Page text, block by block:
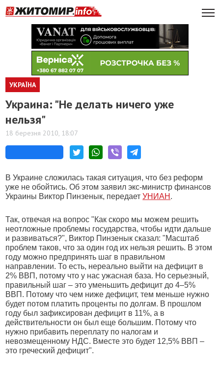
УКРАЇНА
Украина: "Не делать ничего уже
нельзя"
18 березня 2010, 18:07
В Украине сложилась такая ситуация, что без реформ
уже не обойтись. Об этом заявил экс-министр финансов
Украины Виктор Пинзенык, передаетУНИАН .
Так, отвечая на вопрос "Как скоро мы можем решить
неотложные проблемы государства, чтобы идти дальше
и развиваться?", Виктор Пинзенык сказал: "Масштаб
проблем таков, что за один год их нельзя решить. В этом
году можно предпринять шаг в правильном
направлении. То есть, нереально выйти на дефицит в
2% ВВП, потому что у нас ужасная база. Но серьезный,
правильный шаг – это уменьшить дефицит до 4–5%
ВВП. Потому что чем ниже дефицит, тем меньше нужно
будет потом платить проценты по долгам. В прошлом
году был зафиксирован дефицит в 11%, а в
действительности он был еще большим. Потому что
нужно прибавить переплату по налогам и
невозмещенному НДС. Вместе это будет 12,5% ВВП –
это греческий дефицит".